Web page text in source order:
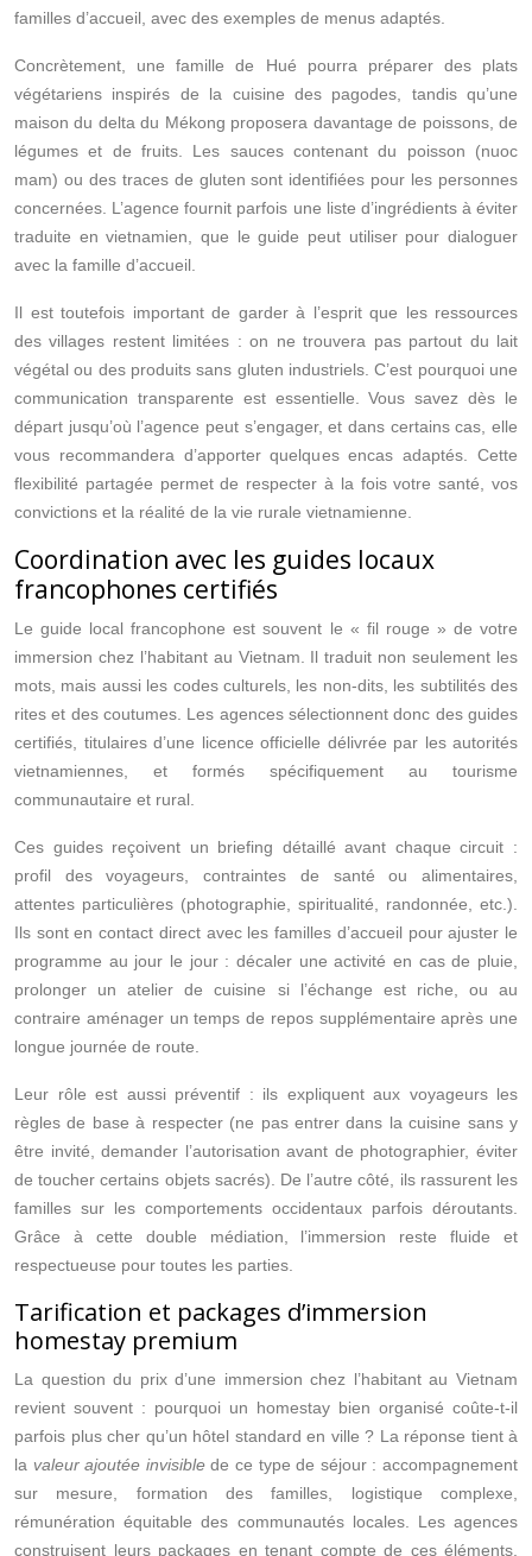
familles d’accueil, avec des exemples de menus adaptés.
Concrètement, une famille de Hué pourra préparer des plats
végétariens inspirés de la cuisine des pagodes, tandis qu’une
maison du delta du Mékong proposera davantage de poissons, de
légumes et de fruits. Les sauces contenant du poisson (nuoc
mam) ou des traces de gluten sont identifiées pour les personnes
concernées. L’agence fournit parfois une liste d’ingrédients à éviter
traduite en vietnamien, que le guide peut utiliser pour dialoguer
avec la famille d’accueil.
Il est toutefois important de garder à l’esprit que les ressources
des villages restent limitées : on ne trouvera pas partout du lait
végétal ou des produits sans gluten industriels. C’est pourquoi une
communication transparente est essentielle. Vous savez dès le
départ jusqu’où l’agence peut s’engager, et dans certains cas, elle
vous recommandera d’apporter quelques encas adaptés. Cette
flexibilité partagée permet de respecter à la fois votre santé, vos
convictions et la réalité de la vie rurale vietnamienne.
Coordination avec les guides locaux
francophones certifiés
Le guide local francophone est souvent le « fil rouge » de votre
immersion chez l’habitant au Vietnam. Il traduit non seulement les
mots, mais aussi les codes culturels, les non‑dits, les subtilités des
rites et des coutumes. Les agences sélectionnent donc des guides
certifiés, titulaires d’une licence officielle délivrée par les autorités
vietnamiennes, et formés spécifiquement au tourisme
communautaire et rural.
Ces guides reçoivent un briefing détaillé avant chaque circuit :
profil des voyageurs, contraintes de santé ou alimentaires,
attentes particulières (photographie, spiritualité, randonnée, etc.).
Ils sont en contact direct avec les familles d’accueil pour ajuster le
programme au jour le jour : décaler une activité en cas de pluie,
prolonger un atelier de cuisine si l’échange est riche, ou au
contraire aménager un temps de repos supplémentaire après une
longue journée de route.
Leur rôle est aussi préventif : ils expliquent aux voyageurs les
règles de base à respecter (ne pas entrer dans la cuisine sans y
être invité, demander l’autorisation avant de photographier, éviter
de toucher certains objets sacrés). De l’autre côté, ils rassurent les
familles sur les comportements occidentaux parfois déroutants.
Grâce à cette double médiation, l’immersion reste fluide et
respectueuse pour toutes les parties.
Tarification et packages d’immersion
homestay premium
La question du prix d’une immersion chez l’habitant au Vietnam
revient souvent : pourquoi un homestay bien organisé coûte‑t‑il
parfois plus cher qu’un hôtel standard en ville ? La réponse tient à
la valeur ajoutée invisiblede ce type de séjour : accompagnement
sur mesure, formation des familles, logistique complexe,
rémunération équitable des communautés locales. Les agences
construisent leurs packages en tenant compte de ces éléments,